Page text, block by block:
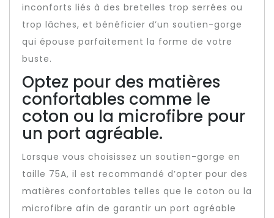
inconforts liés à des bretelles trop serrées ou
trop lâches, et bénéficier d’un soutien-gorge
qui épouse parfaitement la forme de votre
buste.
Optez pour des matières
confortables comme le
coton ou la microfibre pour
un port agréable.
Lorsque vous choisissez un soutien-gorge en
taille 75A, il est recommandé d’opter pour des
matières confortables telles que le coton ou la
microfibre afin de garantir un port agréable